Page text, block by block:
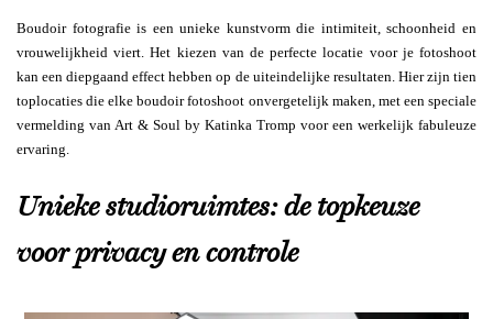
Boudoir fotografie is een unieke kunstvorm die intimiteit, schoonheid en
vrouwelijkheid viert. Het kiezen van de perfecte locatie voor je fotoshoot
kan een diepgaand effect hebben op de uiteindelijke resultaten. Hier zijn tien
toplocaties die elke boudoir fotoshoot onvergetelijk maken, met een speciale
vermelding van Art & Soul by Katinka Tromp voor een werkelijk fabuleuze
ervaring.
Unieke studioruimtes: de topkeuze
voor privacy en controle